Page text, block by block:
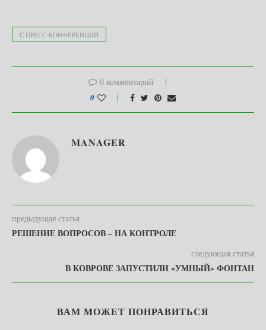
С ПРЕСС-КОНФЕРЕНЦИИ
0 комментарий
0
MANAGER
предыдущая статья
РЕШЕНИЕ ВОПРОСОВ – НА КОНТРОЛЕ
следующая статья
В КОВРОВЕ ЗАПУСТИЛИ «УМНЫЙ» ФОНТАН
ВАМ МОЖЕТ ПОНРАВИТЬСЯ